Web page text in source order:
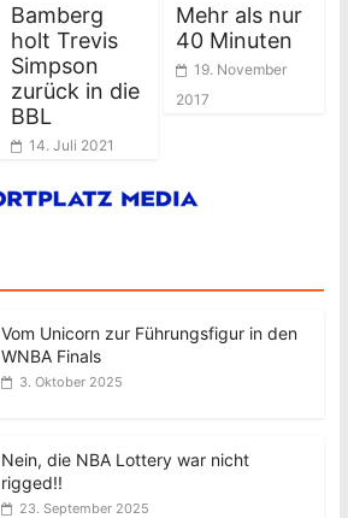
Bamberg
holt Trevis
Simpson
zurück in die
BBL
14. Juli 2021
Mehr als nur
40 Minuten
19. November
2017
Vom Unicorn zur Führungsfigur in den
WNBA Finals
3. Oktober 2025
Nein, die NBA Lottery war nicht
rigged!!
23. September 2025